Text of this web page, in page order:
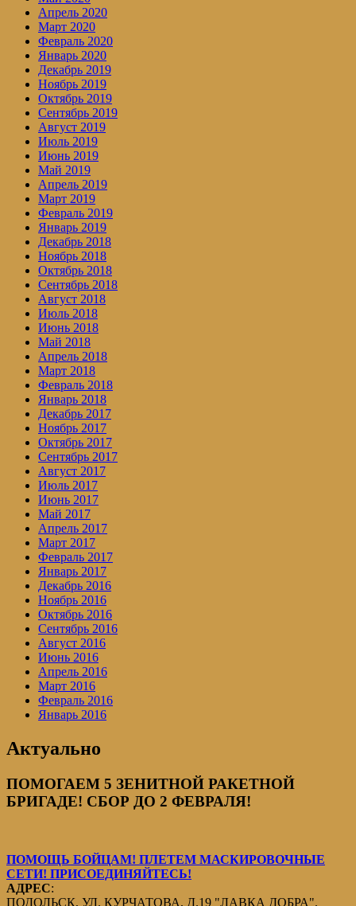
Апрель 2020
Март 2020
Февраль 2020
Январь 2020
Декабрь 2019
Ноябрь 2019
Октябрь 2019
Сентябрь 2019
Август 2019
Июль 2019
Июнь 2019
Май 2019
Апрель 2019
Март 2019
Февраль 2019
Январь 2019
Декабрь 2018
Ноябрь 2018
Октябрь 2018
Сентябрь 2018
Август 2018
Июль 2018
Июнь 2018
Май 2018
Апрель 2018
Март 2018
Февраль 2018
Январь 2018
Декабрь 2017
Ноябрь 2017
Октябрь 2017
Сентябрь 2017
Август 2017
Июль 2017
Июнь 2017
Май 2017
Апрель 2017
Март 2017
Февраль 2017
Январь 2017
Декабрь 2016
Ноябрь 2016
Октябрь 2016
Сентябрь 2016
Август 2016
Июнь 2016
Апрель 2016
Март 2016
Февраль 2016
Январь 2016
Актуально
ПОМОГАЕМ 5 ЗЕНИТНОЙ РАКЕТНОЙ
БРИГАДЕ! СБОР ДО 2 ФЕВРАЛЯ!
ПОМОЩЬ БОЙЦАМ! ПЛЕТЕМ МАСКИРОВОЧНЫЕ
СЕТИ! ПРИСОЕДИНЯЙТЕСЬ!
АДРЕС:
ПОДОЛЬСК, УЛ. КУРЧАТОВА, Д.19 "ЛАВКА ДОБРА".